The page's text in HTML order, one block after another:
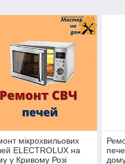
мікрохвильових
ELECTROLUX на
у Кривому Розі